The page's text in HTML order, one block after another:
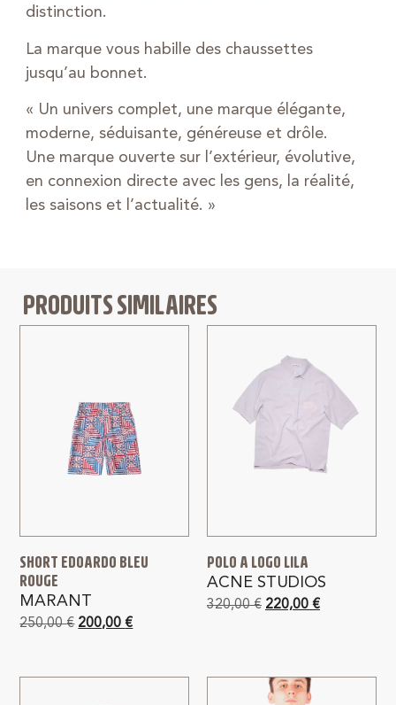
distinction.
La marque vous habille des chaussettes
jusqu’au bonnet.
« Un univers complet, une marque élégante,
moderne, séduisante, généreuse et drôle.
Une marque ouverte sur l’extérieur, évolutive,
en connexion directe avec les gens, la réalité,
les saisons et l’actualité. »
PRODUITS SIMILAIRES
SHORT EDOARDO BLEU
ROUGE
MARANT
250,00€ 200,00€
POLO A LOGO LILA
ACNE STUDIOS
320,00€ 220,00 €